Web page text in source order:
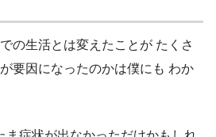
の生活とは変えたことが たくさ
要因になったのかは僕にも わか